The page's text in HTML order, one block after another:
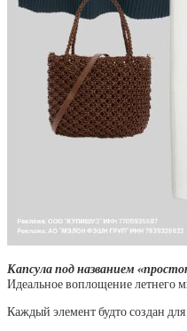
Капсула под названием
Идеальное воплощение летнего
Каждый элемент будто создан